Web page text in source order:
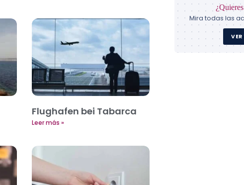
Flughafen bei Tabarca
Leer más »
Mira todas las